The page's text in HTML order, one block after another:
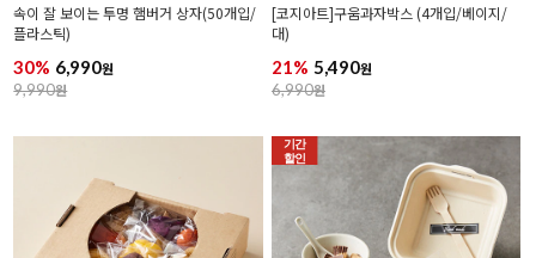
속이 잘 보이는 투명 햄버거 상자(50개입/
플라스틱)
30% 6,990원
9,990원
[코지아트]구움과자박스 (4개입/베이지/
대)
21% 5,490원
6,990원
기간
할인